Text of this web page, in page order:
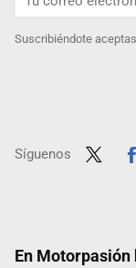
Suscribiéndote
Síguenos
En Motorpasión